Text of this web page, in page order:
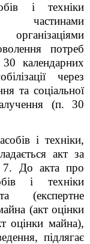
і техніки
частинами
потреб
календарних
через
та соціальної
(п. 30
і техніки,
акт за
7. До акта про
і техніки
(експертне
(акт оцінки
оцінки майна),
підлягає